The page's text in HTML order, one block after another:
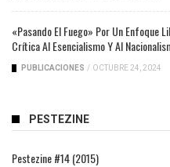
«Pasando El Fuego» Por Un Enfoque
Crítica Al Esencialismo Y Al
PUBLICACIONES / OCTUBRE 24, 2024
PESTEZINE
Pestezine #14 (2015)